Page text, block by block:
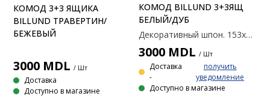
КОМОД 3+3 ЯЩИКА
BILLUND ТРАВЕРТИН/
БЕЖЕВЫЙ
3000 MDL / Шт
Доставка
Доступно в магазине
КОМОД BILLUND 3+3ЯЩ
БЕЛЫЙ/ДУБ
Декоративный шпон. 153x74x39 см
3000 MDL / Шт
Доставка
-
получить
уведомление
Доступно в магазине